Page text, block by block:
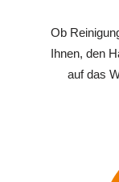
Ob
Ihnen, den
auf das